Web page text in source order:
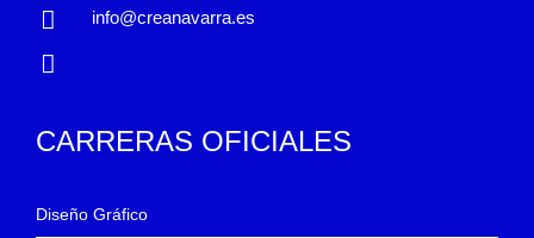
info@creanavarra.es
CARRERAS OFICIALES
Diseño Gráfico